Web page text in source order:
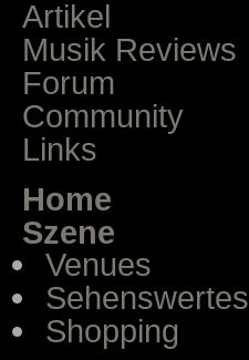
Artikel
Musik Reviews
Forum
Community
Links
Home
Szene
Venues
Sehenswertes
Shopping